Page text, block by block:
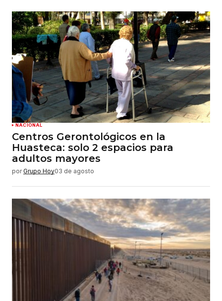
NACIONAL
Centros Gerontológicos en la
Huasteca: solo 2 espacios para
adultos mayores
por Grupo Hoy03 de agosto